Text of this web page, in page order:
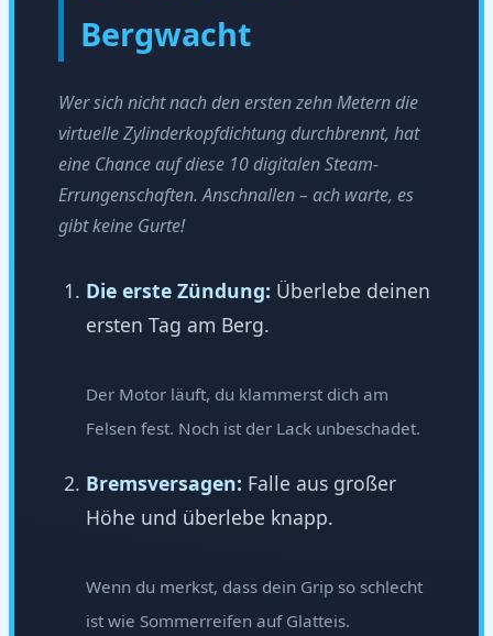
Bergwacht
Wer sich nicht nach den ersten zehn Metern die
virtuelle Zylinderkopfdichtung durchbrennt, hat
eine Chance auf diese 10 digitalen Steam-
Errungenschaften. Anschnallen – ach warte, es
gibt keine Gurte!
Die erste Zündung: Überlebe deinen
ersten Tag am Berg.
Der Motor läuft, du klammerst dich am
Felsen fest. Noch ist der Lack unbeschadet.
Bremsversagen: Falle aus großer
Höhe und überlebe knapp.
Wenn du merkst, dass dein Grip so schlecht
ist wie Sommerreifen auf Glatteis.